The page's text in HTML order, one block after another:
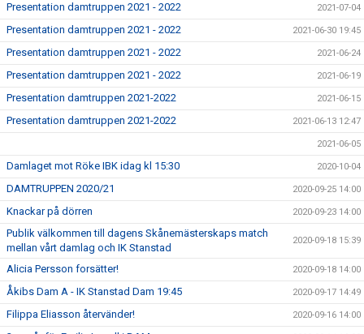
Presentation damtruppen 2021 - 2022 2021-07-04
Presentation damtruppen 2021 - 2022 2021-06-30 19:45
Presentation damtruppen 2021 - 2022 2021-06-24
Presentation damtruppen 2021 - 2022 2021-06-19
Presentation damtruppen 2021-2022 2021-06-15
Presentation damtruppen 2021-2022 2021-06-13 12:47
2021-06-05
Damlaget mot Röke IBK idag kl 15:30 2020-10-04
DAMTRUPPEN 2020/21 2020-09-25 14:00
Knackar på dörren 2020-09-23 14:00
Publik välkommen till dagens Skånemästerskaps match
mellan vårt damlag och IK Stanstad
2020-09-18 15:39
Alicia Persson forsätter! 2020-09-18 14:00
Åkibs Dam A - IK Stanstad Dam 19:45 2020-09-17 14:49
Filippa Eliasson återvänder! 2020-09-16 14:00